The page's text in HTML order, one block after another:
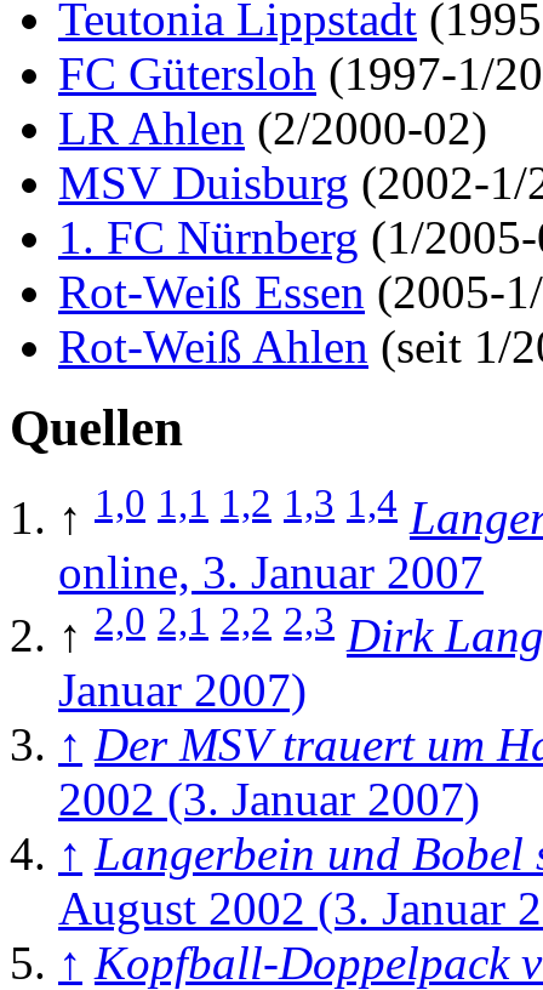
Teutonia Lippstadt
FC Gütersloh (1997-1/
LR Ahlen (2/2000-02)
MSV Duisburg (2002-1/
1. FC Nürnberg (1/
Rot-Weiß Essen (2005-
Rot-Weiß Ahlen (seit 1/
Quellen
↑ 1,0 1,1 1,2 1,3 1,4
online, 3. Januar 2007
↑ 2,0 2,1 2,2 2,3 Dirk
Januar 2007)
↑ Der MSV trauert um
2002 (3. Januar 2007)
↑ Langerbein und Bobel
August 2002 (3. Januar
↑ Kopfball-Doppelpack